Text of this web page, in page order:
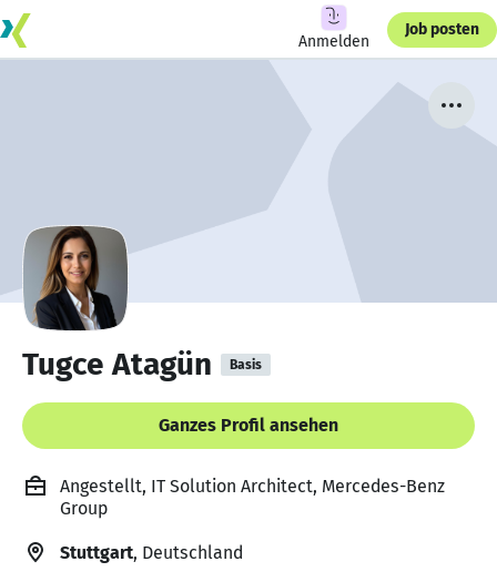
Anmelden
Job posten
Tugce Atagün Basis
Ganzes Profil ansehen
Angestellt, IT Solution Architect, Mercedes-Benz
Group
Stuttgart, Deutschland